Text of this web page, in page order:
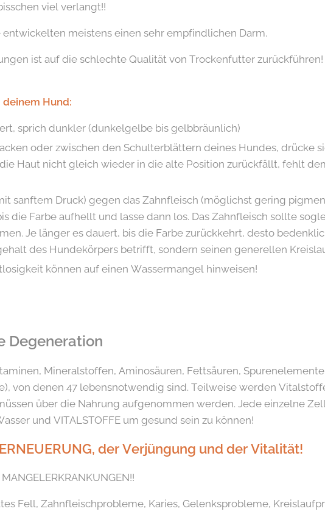
viel verlangt!!
meistens einen sehr empfindlichen Darm.
ist auf die schlechte Qualität von Trockenfutter zurückführen!
deinem Hund:
sprich dunkler (dunkelgelbe bis gelbbräunlich)
oder zwischen den Schulterblättern deines Hundes, drücke
Haut nicht gleich wieder in die alte Position zurückfällt, fehlt
sanftem Druck) gegen das Zahnfleisch (möglichst gering
die Farbe aufhellt und lasse dann los. Das Zahnfleisch sollte
Je länger es dauert, bis die Farbe zurückkehrt, desto
des Hundekörpers betrifft, sondern seinen generellen
können auf einen Wassermangel hinweisen!
Degeneration
Mineralstoffen, Aminosäuren, Fettsäuren,
von denen 47 lebensnotwendig sind. Teilweise werden
über die Nahrung aufgenommen werden. Jede einzelne
und VITALSTOFFE um gesund sein zu können!
der Verjüngung und der Vitalität!
Fell, Zahnfleischprobleme, Karies, Gelenksprobleme,